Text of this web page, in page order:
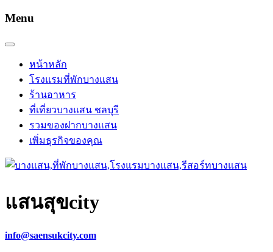
Menu
หน้าหลัก
โรงแรมที่พักบางแสน
ร้านอาหาร
ที่เที่ยวบางแสน ชลบุรี
รวมของฝากบางแสน
เพิ่มธุรกิจของคุณ
แสนสุขcity
info@saensukcity.com